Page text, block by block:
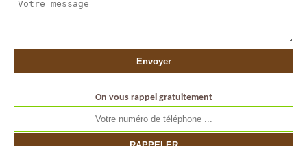
On vous rappel gratuitement